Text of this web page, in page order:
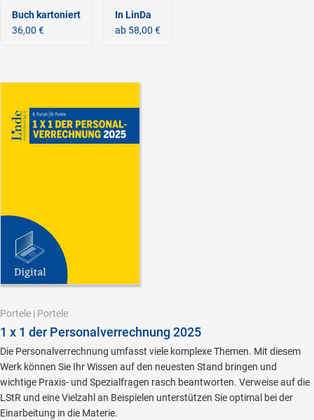
Buch kartoniert
36,00 €
In LinDa
ab 58,00 €
Portele | Portele
1 x 1 der Personalverrechnung 2025
Die Personalverrechnung umfasst viele komplexe Themen. Mit diesem
Werk können Sie Ihr Wissen auf den neuesten Stand bringen und
wichtige Praxis- und Spezialfragen rasch beantworten. Verweise auf die
LStR und eine Vielzahl an Beispielen unterstützen Sie optimal bei der
Einarbeitung in die Materie.